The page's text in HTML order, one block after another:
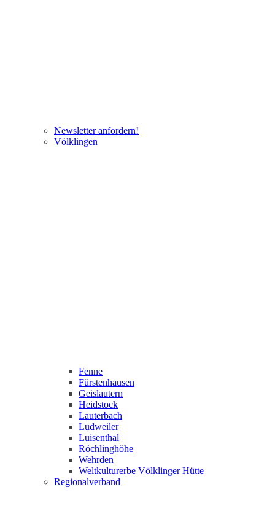
Newsletter anfordern!
Völklingen
Fenne
Fürstenhausen
Geislautern
Heidstock
Lauterbach
Ludweiler
Luisenthal
Röchlinghöhe
Wehrden
Weltkulturerbe Völklinger Hütte
Regionalverband